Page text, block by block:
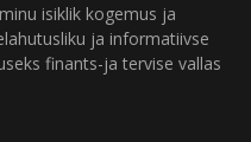
isiklik kogemus ja
ja informatiivse
finants-ja tervise vallas